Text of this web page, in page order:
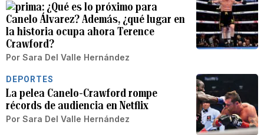
¿Qué es lo próximo para
Canelo Álvarez? Además, ¿qué lugar en
la historia ocupa ahora Terence
Crawford?
Por Sara Del Valle Hernández
DEPORTES
La pelea Canelo-Crawford rompe
récords de audiencia en Netflix
Por Sara Del Valle Hernández